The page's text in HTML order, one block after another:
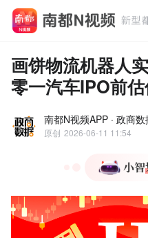
画饼物流机器人
零一汽车IPO前
南都N视频APP · 政商数
原创 2026-06-11 11:54
本运作娴熟
来上市后迅